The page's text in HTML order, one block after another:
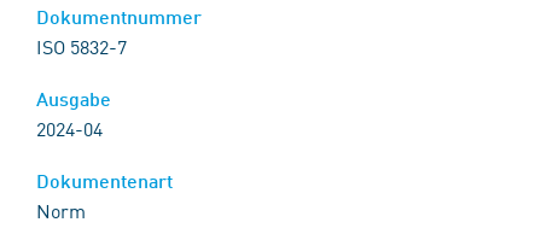
ISO 5832-7
2024-04
Norm